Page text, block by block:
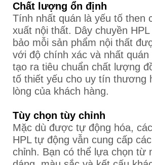
Chất lượng ổn định
Tính nhất quán là yếu tố then
xuất nội thất. Dây chuyền
bảo mỗi sản phẩm nội thất
với độ chính xác và nhất
tạo ra tiêu chuẩn chất lượng
tố thiết yếu cho uy tín thương
lòng của khách hàng.
Tùy chọn tùy chỉnh
Mặc dù được tự động hóa,
HPL tự động vẫn cung cấp
chỉnh. Bạn có thể lựa chọn từ